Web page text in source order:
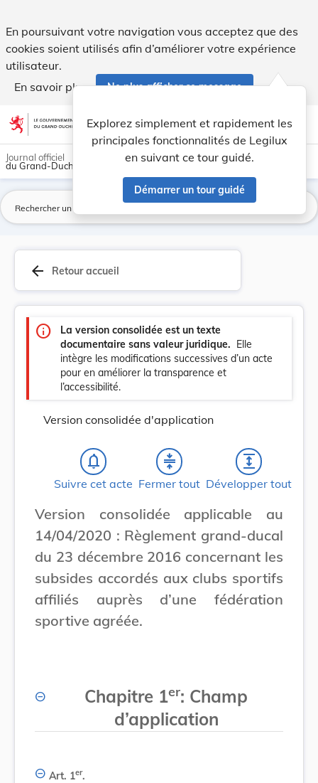
En poursuivant votre navigation vous acceptez que des
cookies soient utilisés afin d’améliorer votre expérience
utilisateur.
En savoir plus
Ne plus afficher ce message
Aller au contenu account_circle help Aide
Explorez simplement et rapidement les
principales fonctionnalités de Legilux
en suivant ce tour guidé.
Démarrer un tour guidé
light_mode dark_mode
Journal officiel
du Grand-Duché de Luxembourg
arrow_back Retour accueil
info
La version consolidée est un texte
documentaire sans valeur juridique. Elle
intègre les modifications successives d’un acte
pour en améliorer la transparence et
l’accessibilité.
Version consolidée d'application
notifications_none
Suivre cet acte
compress
Fermer tout
expand
Développer tout
Version consolidée applicable au
14/04/2020 : Règlement grand-ducal
du 23 décembre 2016 concernant les
subsides accordés aux clubs sportifs
affiliés auprès d’une fédération
sportive agréée.
Chapitre 1er: Champ
d’application
Art. 1er.